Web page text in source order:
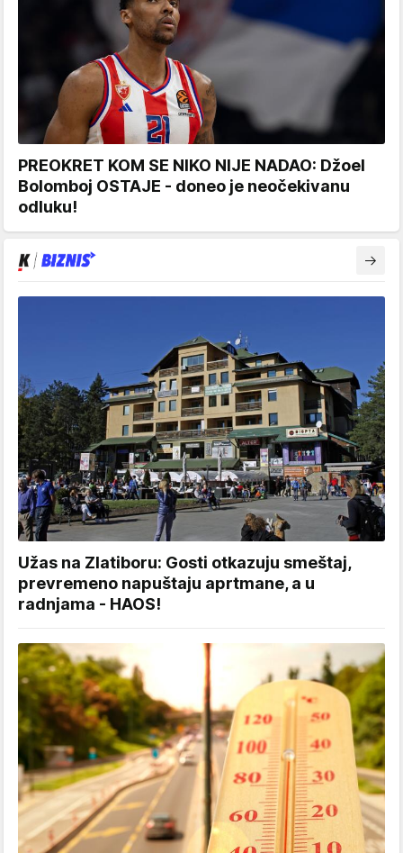
PREOKRET KOM SE NIKO NIJE NADAO: Džoel
Bolomboj OSTAJE - doneo je neočekivanu
odluku!
Užas na Zlatiboru: Gosti otkazuju smeštaj,
prevremeno napuštaju aprtmane, a u
radnjama - HAOS!